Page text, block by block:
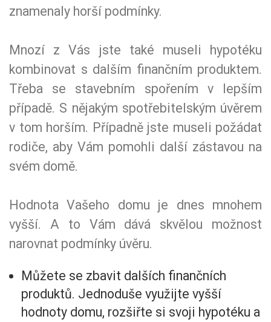
znamenaly horší podmínky.
Mnozí z Vás jste také museli hypotéku
kombinovat s dalším finančním produktem.
Třeba se stavebním spořením v lepším
případě. S nějakým spotřebitelským úvěrem
v tom horším. Případně jste museli požádat
rodiče, aby Vám pomohli další zástavou na
svém domě.
Hodnota Vašeho domu je dnes mnohem
vyšší. A to Vám dává skvělou možnost
narovnat podmínky úvěru.
Můžete se zbavit dalších finančních
produktů. Jednoduše využijte vyšší
hodnoty domu, rozšiřte si svoji hypotéku a